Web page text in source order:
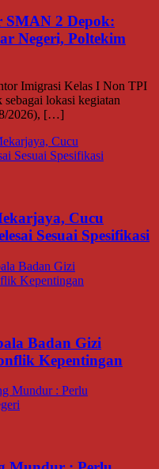
Foto
Jenderal
Polri
SMAN 2 Depok:
Negeri, Poltekim
Imigrasi Kelas I Non TPI
lokasi kegiatan
8/2026), […]
Cucu
Sesuai Spesifikasi
Badan Gizi
Kepentingan